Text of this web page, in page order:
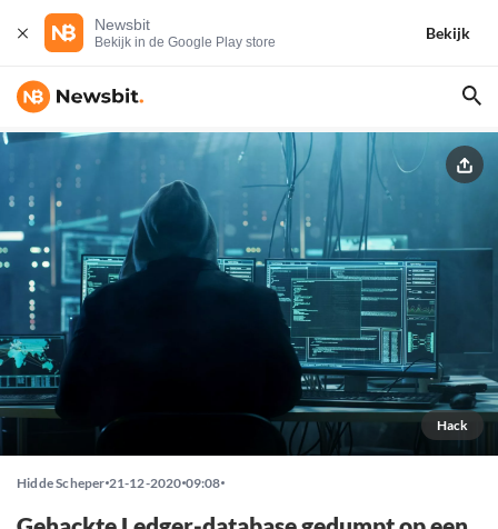
Newsbit
Bekijk in de Google Play store
Bekijk
Hack
Hidde Scheper 21-12-2020 09:08